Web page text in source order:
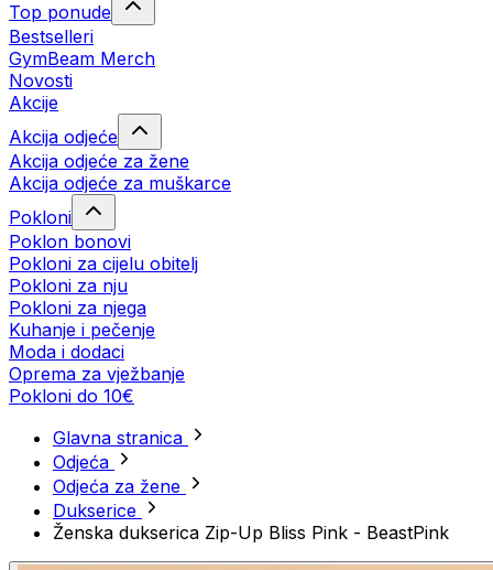
Top ponude
Bestselleri
GymBeam Merch
Novosti
Akcije
Akcija odjeće
Akcija odjeće za žene
Akcija odjeće za muškarce
Pokloni
Poklon bonovi
Pokloni za cijelu obitelj
Pokloni za nju
Pokloni za njega
Kuhanje i pečenje
Moda i dodaci
Oprema za vježbanje
Pokloni do 10€
Glavna stranica
Odjeća
Odjeća za žene
Dukserice
Ženska dukserica Zip-Up Bliss Pink - BeastPink